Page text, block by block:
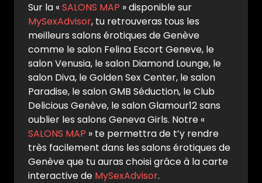
Sur la «SALONS MAP » disponible sur
MySexAdvisor, tu retrouveras tous les
meilleurs salons érotiques de Genève
comme le salon Felina Escort Geneve, le
salon Venusia, le salon Diamond Lounge, le
salon Diva, le Golden Sex Center, le salon
Paradise, le salon GMB Séduction, le Club
Delicious Genève, le salon Glamour12 sans
oublier les salons Geneva Girls. Notre «
SALONS MAP » te permettra de t’y rendre
très facilement dans les salons érotiques de
Genève que tu auras choisi grâce à la carte
interactive de MySexAdvisor.